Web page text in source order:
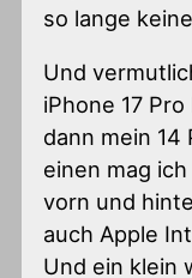
so lange
Und
iPhone 17
dann mein 14
einen mag
vorn und
auch Apple
Und ein klein